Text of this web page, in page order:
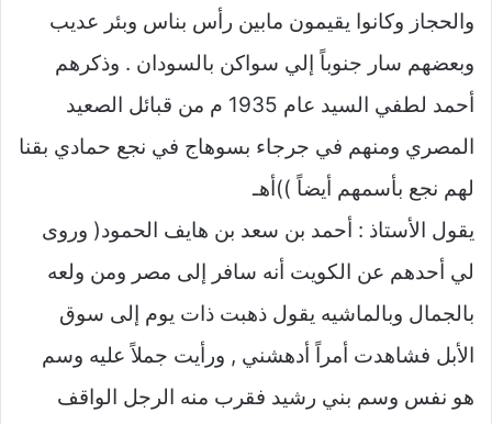
والحجاز وكانوا يقيمون مابين رأس بناس وبئر عديب
وبعضهم سار جنوباً إلي سواكن بالسودان . وذكرهم
أحمد لطفي السيد عام 1935 م من قبائل الصعيد
المصري ومنهم في جرجاء بسوهاج في نجع حمادي بقنا
لهم نجع بأسمهم أيضاً ))أهـ
يقول الأستاذ : أحمد بن سعد بن هايف الحمود( وروى
لي أحدهم عن الكويت أنه سافر إلى مصر ومن ولعه
بالجمال وبالماشيه يقول ذهبت ذات يوم إلى سوق
الأبل فشاهدت أمراً أدهشني , ورأيت جملاً عليه وسم
هو نفس وسم بني رشيد فقرب منه الرجل الواقف